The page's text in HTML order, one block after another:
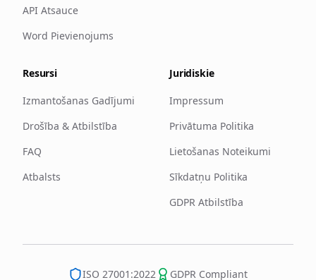
API Atsauce
Word Pievienojums
Resursi
Izmantošanas Gadījumi
Drošība & Atbilstība
FAQ
Atbalsts
Juridiskie
Impressum
Privātuma Politika
Lietošanas Noteikumi
Sīkdatņu Politika
GDPR Atbilstība
ISO 27001:2022 GDPR Compliant